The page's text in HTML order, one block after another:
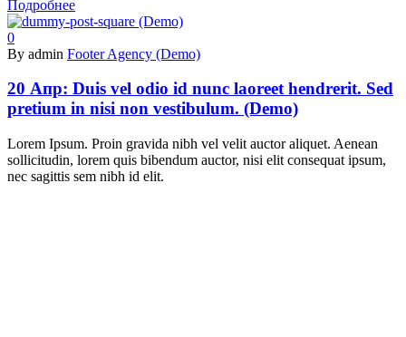
Подробнее
0
By admin Footer Agency (Demo)
20 Апр: Duis vel odio id nunc laoreet hendrerit. Sed
pretium in nisi non vestibulum. (Demo)
Lorem Ipsum. Proin gravida nibh vel velit auctor aliquet. Aenean
sollicitudin, lorem quis bibendum auctor, nisi elit consequat ipsum,
nec sagittis sem nibh id elit.